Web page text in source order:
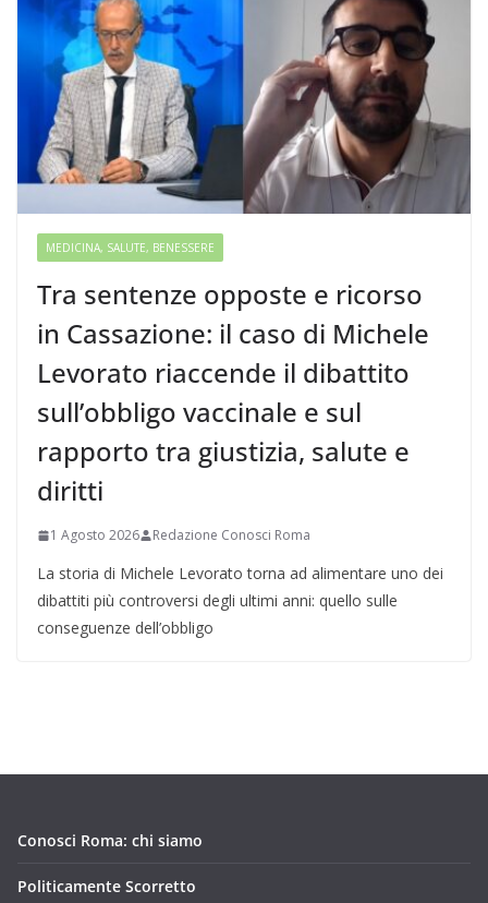
MEDICINA, SALUTE, BENESSERE
Tra sentenze opposte e ricorso
in Cassazione: il caso di Michele
Levorato riaccende il dibattito
sull’obbligo vaccinale e sul
rapporto tra giustizia, salute e
diritti
1 Agosto 2026 Redazione Conosci Roma
La storia di Michele Levorato torna ad alimentare uno dei
dibattiti più controversi degli ultimi anni: quello sulle
conseguenze dell’obbligo
Conosci Roma: chi siamo
Politicamente Scorretto